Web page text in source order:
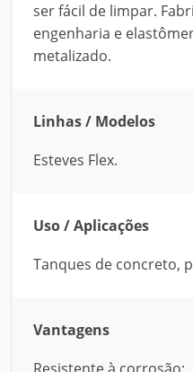
ser fácil de limpar.
engenharia e
metalizado.
Linhas / Modelos
Esteves Flex.
Uso / Aplicações
Tanques de concreto,
Vantagens